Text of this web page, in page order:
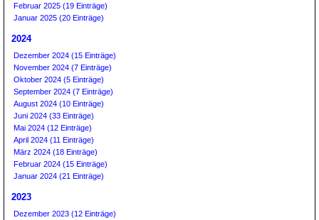
Februar 2025 (19 Einträge)
Januar 2025 (20 Einträge)
2024
Dezember 2024 (15 Einträge)
November 2024 (7 Einträge)
Oktober 2024 (5 Einträge)
September 2024 (7 Einträge)
August 2024 (10 Einträge)
Juni 2024 (33 Einträge)
Mai 2024 (12 Einträge)
April 2024 (11 Einträge)
März 2024 (18 Einträge)
Februar 2024 (15 Einträge)
Januar 2024 (21 Einträge)
2023
Dezember 2023 (12 Einträge)